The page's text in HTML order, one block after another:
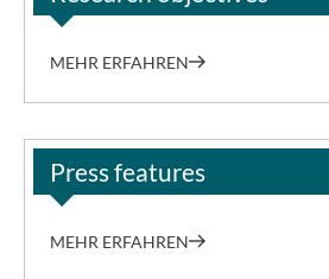
MEHR ERFAHREN
Press features
MEHR ERFAHREN